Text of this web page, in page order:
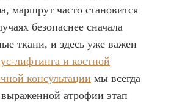
маршрут часто становится
безопаснее сначала
ткани, и здесь уже важен
лифтинга и костной
консультации мы всегда
атрофии этап